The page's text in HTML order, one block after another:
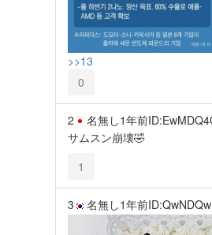
>>13
0
2 名無し1年前
サムスン崩壊🤣
1
3 名無し1年前